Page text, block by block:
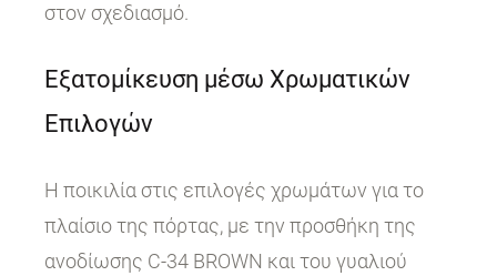
στον σχεδιασμό.
Εξατομίκευση μέσω Χρωματικών
Επιλογών
Η ποικιλία στις επιλογές χρωμάτων για το
πλαίσιο της πόρτας, με την προσθήκη της
ανοδίωσης C-34 BROWN και του γυαλιού